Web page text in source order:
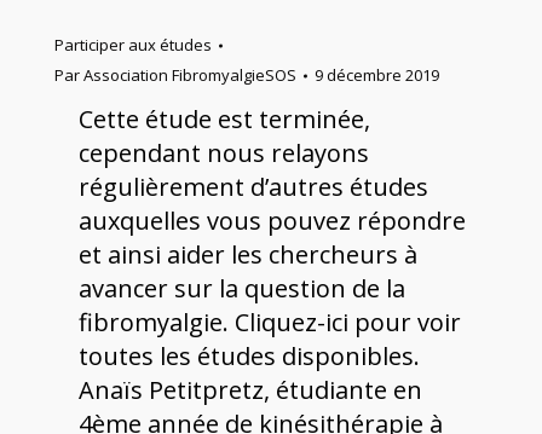
Participer aux études
ParAssociation FibromyalgieSOS 9 décembre 2019
Cette étude est terminée,
cependant nous relayons
régulièrement d’autres études
auxquelles vous pouvez répondre
et ainsi aider les chercheurs à
avancer sur la question de la
fibromyalgie. Cliquez-ici pour voir
toutes les études disponibles.
Anaïs Petitpretz, étudiante en
4ème année de kinésithérapie à